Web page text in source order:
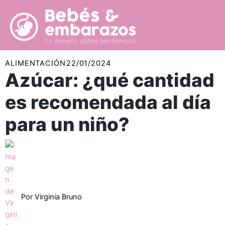
contenido
ALIMENTACIÓN 22/01/2024
Azúcar: ¿qué cantidad
es recomendada al día
para un niño?
Por Virginia Bruno